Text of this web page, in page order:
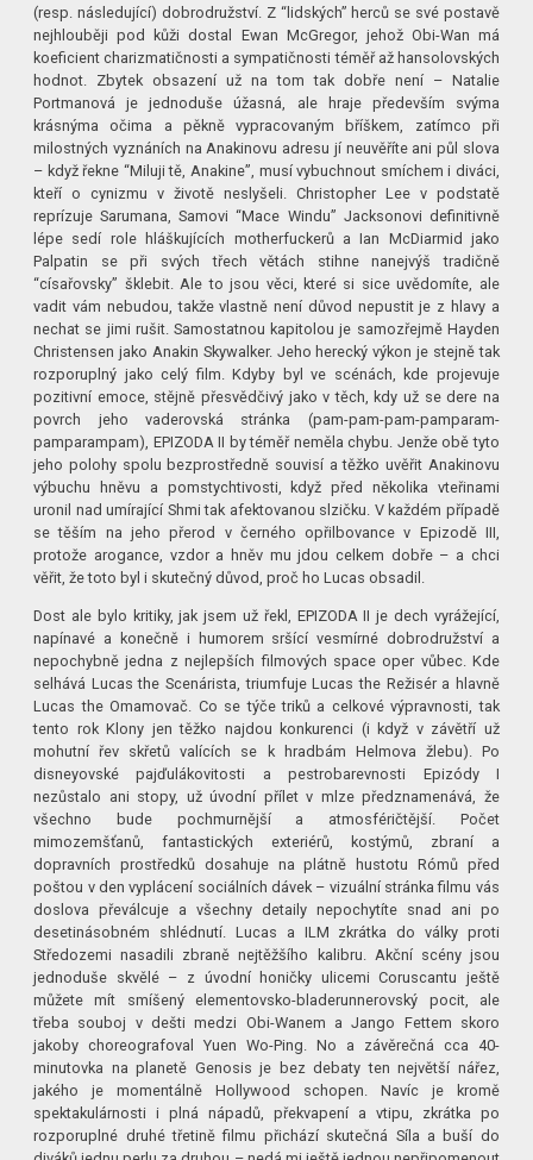
(resp. následující) dobrodružství. Z “lidských” herců se své postavě
nejhlouběji pod kůži dostal Ewan McGregor, jehož Obi-Wan má
koeficient charizmatičnosti a sympatičnosti téměř až hansolovských
hodnot. Zbytek obsazení už na tom tak dobře není – Natalie
Portmanová je jednoduše úžasná, ale hraje především svýma
krásnýma očima a pěkně vypracovaným bříškem, zatímco při
milostných vyznáních na Anakinovu adresu jí neuvěříte ani půl slova
– když řekne “Miluji tě, Anakine”, musí vybuchnout smíchem i diváci,
kteří o cynizmu v životě neslyšeli. Christopher Lee v podstatě
reprízuje Sarumana, Samovi “Mace Windu” Jacksonovi definitivně
lépe sedí role hláškujících motherfuckerů a Ian McDiarmid jako
Palpatin se při svých třech větách stihne nanejvýš tradičně
“císařovsky” šklebit. Ale to jsou věci, které si sice uvědomíte, ale
vadit vám nebudou, takže vlastně není důvod nepustit je z hlavy a
nechat se jimi rušit. Samostatnou kapitolou je samozřejmě Hayden
Christensen jako Anakin Skywalker. Jeho herecký výkon je stejně tak
rozporuplný jako celý film. Kdyby byl ve scénách, kde projevuje
pozitivní emoce, stějně přesvědčivý jako v těch, kdy už se dere na
povrch jeho vaderovská stránka (pam-pam-pam-pamparam-
pamparampam), EPIZODA II by téměř neměla chybu. Jenže obě tyto
jeho polohy spolu bezprostředně souvisí a těžko uvěřit Anakinovu
výbuchu hněvu a pomstychtivosti, když před několika vteřinami
uronil nad umírající Shmi tak afektovanou slzičku. V každém případě
se těším na jeho přerod v černého opřilbovance v Epizodě III,
protože arogance, vzdor a hněv mu jdou celkem dobře – a chci
věřit, že toto byl i skutečný důvod, proč ho Lucas obsadil.
Dost ale bylo kritiky, jak jsem už řekl, EPIZODA II je dech vyrážející,
napínavé a konečně i humorem sršící vesmírné dobrodružství a
nepochybně jedna z nejlepších filmových space oper vůbec. Kde
selhává Lucas the Scenárista, triumfuje Lucas the Režisér a hlavně
Lucas the Omamovač. Co se týče triků a celkové výpravnosti, tak
tento rok Klony jen těžko najdou konkurenci (i když v závětří už
mohutní řev skřetů valících se k hradbám Helmova žlebu). Po
disneyovské pajďulákovitosti a pestrobarevnosti Epizódy I
nezůstalo ani stopy, už úvodní přílet v mlze předznamenává, že
všechno bude pochmurnější a atmosféričtější. Počet
mimozemšťanů, fantastických exteriérů, kostýmů, zbraní a
dopravních prostředků dosahuje na plátně hustotu Rómů před
poštou v den vyplácení sociálních dávek – vizuální stránka filmu vás
doslova převálcuje a všechny detaily nepochytíte snad ani po
desetinásobném shlédnutí. Lucas a ILM zkrátka do války proti
Středozemi nasadili zbraně nejtěžšího kalibru. Akční scény jsou
jednoduše skvělé – z úvodní honičky ulicemi Coruscantu ještě
můžete mít smíšený elementovsko-bladerunnerovský pocit, ale
třeba souboj v dešti medzi Obi-Wanem a Jango Fettem skoro
jakoby choreografoval Yuen Wo-Ping. No a závěrečná cca 40-
minutovka na planetě Genosis je bez debaty ten největší nářez,
jakého je momentálně Hollywood schopen. Navíc je kromě
spektakulárnosti i plná nápadů, překvapení a vtipu, zkrátka po
rozporuplné druhé třetině filmu přichází skutečná Síla a buší do